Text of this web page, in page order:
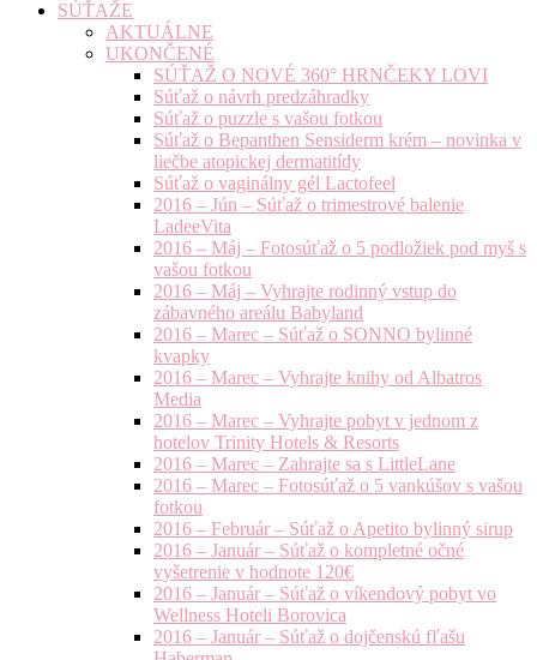
SÚŤAŽE
AKTUÁLNE
UKONČENÉ
SÚŤAŽ O NOVÉ 360° HRNČEKY LOVI
Súťaž o návrh predzáhradky
Súťaž o puzzle s vašou fotkou
Súťaž o Bepanthen Sensiderm krém – novinka v
liečbe atopickej dermatitídy
Súťaž o vaginálny gél Lactofeel
2016 – Jún – Súťaž o trimestrové balenie
LadeeVita
2016 – Máj – Fotosúťaž o 5 podložiek pod myš s
vašou fotkou
2016 – Máj – Vyhrajte rodinný vstup do
zábavného areálu Babyland
2016 – Marec – Súťaž o SONNO bylinné
kvapky
2016 – Marec – Vyhrajte knihy od Albatros
Media
2016 – Marec – Vyhrajte pobyt v jednom z
hotelov Trinity Hotels & Resorts
2016 – Marec – Zahrajte sa s LittleLane
2016 – Marec – Fotosúťaž o 5 vankúšov s vašou
fotkou
2016 – Február – Súťaž o Apetito bylinný sirup
2016 – Január – Súťaž o kompletné očné
vyšetrenie v hodnote 120€
2016 – Január – Súťaž o víkendový pobyt vo
Wellness Hoteli Borovica
2016 – Január – Súťaž o dojčenskú fľašu